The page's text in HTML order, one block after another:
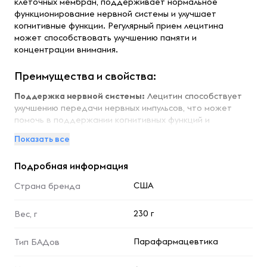
функционирование нервной системы и улучшает
когнитивные функции. Регулярный прием лецитина
может способствовать улучшению памяти и
концентрации внимания.
Преимущества и свойства:
Поддержка нервной системы: Лецитин способствует
улучшению передачи нервных импульсов, что может
помочь в поддержании когнитивных функций и
Здоровье печени:
её нормальному функционированию.
способствовать снижению уровня плохого холестерина,
Продукт изготовлен из соевого лецитина и проходит
Показать все
Подробная информация
Страна бренда США
Вес, г 230 г
Тип БАДов Парафармацевтика